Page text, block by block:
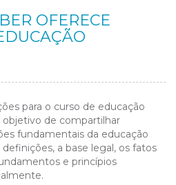
OFERECE
para o curso de educação
de compartilhar
fundamentais da educação
a base legal, os fatos
e princípios